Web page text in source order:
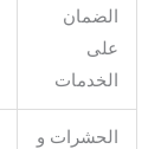
الضمان
على
الخدمات
الحشرات و